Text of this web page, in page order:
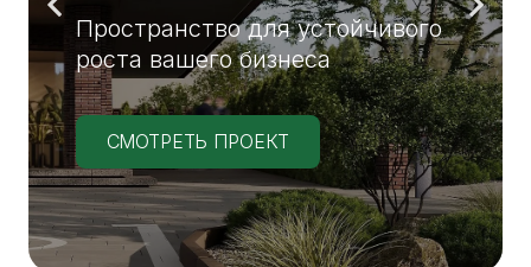
Пространство для устойчивого
роста вашего бизнеса
СМОТРЕТЬ ПРОЕКТ